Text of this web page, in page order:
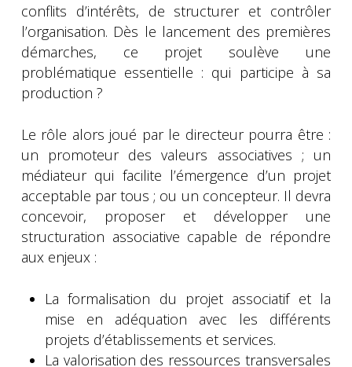
conflits d’intérêts, de structurer et contrôler
l’organisation. Dès le lancement des premières
démarches, ce projet soulève une
problématique essentielle : qui participe à sa
production ?
Le rôle alors joué par le directeur pourra être :
un promoteur des valeurs associatives ; un
médiateur qui facilite l’émergence d’un projet
acceptable par tous ; ou un concepteur. Il devra
concevoir, proposer et développer une
structuration associative capable de répondre
aux enjeux :
La formalisation du projet associatif et la
mise en adéquation avec les différents
projets d’établissements et services.
La valorisation des ressources transversales